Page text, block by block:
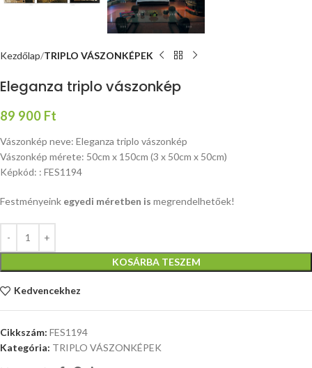
Kezdőlap TRIPLO VÁSZONKÉPEK
Eleganza triplo vászonkép
89 900 Ft
Vászonkép neve: Eleganza triplo vászonkép
Vászonkép mérete: 50cm x 150cm (3 x 50cm x 50cm)
Képkód: : FES1194
Festményeink egyedi méretben is megrendelhetőek!
KOSÁRBA TESZEM
Kedvencekhez
Cikkszám: FES1194
Kategória: TRIPLO VÁSZONKÉPEK